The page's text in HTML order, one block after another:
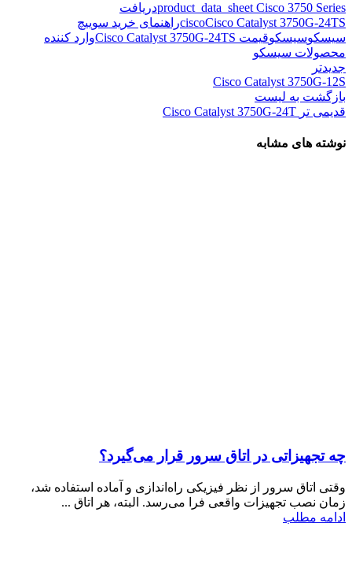
product_data_sheet Cisco 3750 Seriesدریافت
ciscoCisco Catalyst 3750G-24TS
راهنمای خرید سوییچ
سیسکوسیسکوقیمت Cisco Catalyst 3750G-24TS
وارد کننده
محصولات سیسکو
جدیدتر
Cisco Catalyst 3750G-12S
بازگشت به لیست
قدیمی تر Cisco Catalyst 3750G-24T
نوشته های مشابه
چه تجهیزاتی در اتاق سرور قرار می‌گیرد؟
وقتی اتاق سرور از نظر فیزیکی راه‌اندازی و آماده استفاده شد،
زمان نصب تجهیزات واقعی فرا می‌رسد. البته، هر اتاق ...
ادامه مطلب